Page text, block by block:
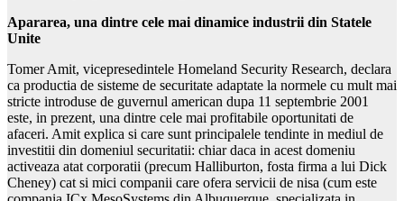
Apararea, una dintre cele mai dinamice industrii din Statele
Unite
Tomer Amit, vicepresedintele Homeland Security Research, declara
ca productia de sisteme de securitate adaptate la normele cu mult mai
stricte introduse de guvernul american dupa 11 septembrie 2001
este, in prezent, una dintre cele mai profitabile oportunitati de
afaceri. Amit explica si care sunt principalele tendinte in mediul de
investitii din domeniul securitatii: chiar daca in acest domeniu
activeaza atat corporatii (precum Halliburton, fosta firma a lui Dick
Cheney) cat si mici companii care ofera servicii de nisa (cum este